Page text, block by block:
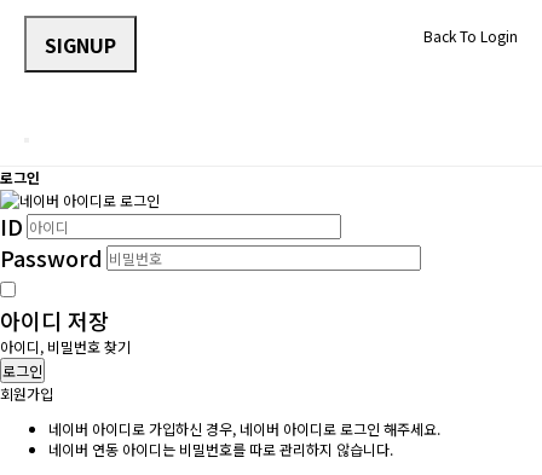
SIGNUP Back To Login
로그인
ID
Password
아이디 저장
아이디, 비밀번호 찾기
로그인
회원가입
네이버 아이디로 가입하신 경우, 네이버 아이디로 로그인 해주세요.
네이버 연동 아이디는 비밀번호를 따로 관리하지 않습니다.